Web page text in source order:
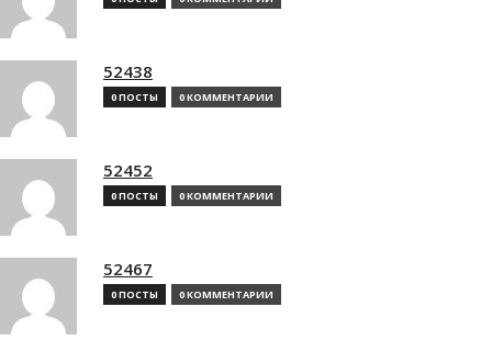
52438
0 ПОСТЫ 0 КОММЕНТАРИИ
52452
0 ПОСТЫ 0 КОММЕНТАРИИ
52467
0 ПОСТЫ 0 КОММЕНТАРИИ